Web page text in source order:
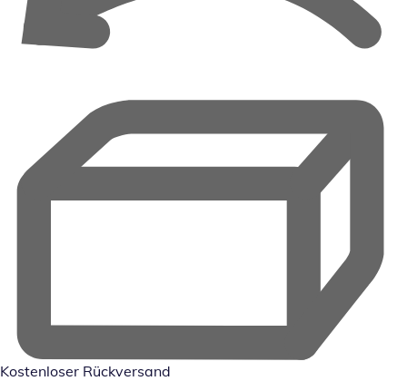
Kostenloser Rückversand